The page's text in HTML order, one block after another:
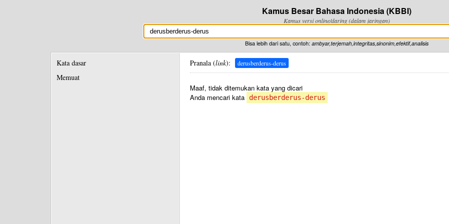
Kamus Besar Bahasa Indonesia (KBBI)
Kamus versi online/daring (dalam jaringan)
Bisa lebih dari satu, contoh: ambyar,terjemah,integritas,sinonim,efektif,analisis
Kata dasar
Memuat
Pranala (link): derusberderus-derus
Maaf, tidak ditemukan kata yang dicari
Anda mencari kata
derusberderus-derus